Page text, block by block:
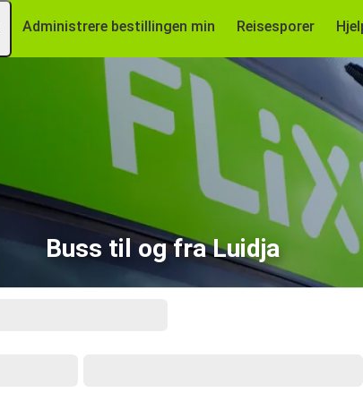
Administrere bestillingen min Reisesporer
Buss til og fra Luidja